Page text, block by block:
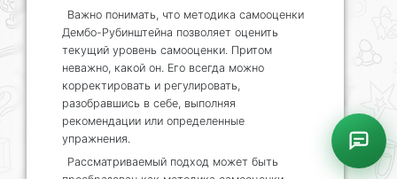
Важно понимать, что методика самооценки
Дембо-Рубинштейна позволяет оценить
текущий уровень самооценки. Притом
неважно, какой он. Его всегда можно
корректировать и регулировать,
разобравшись в себе, выполняя
рекомендации или определенные
упражнения.
Рассматриваемый подход может быть